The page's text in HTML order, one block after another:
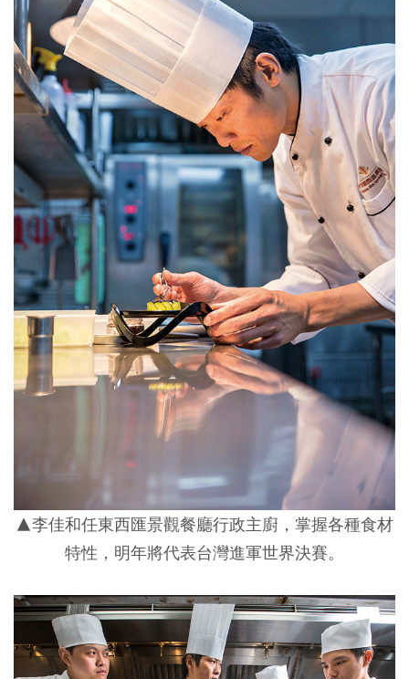
▲李佳和任東西匯景觀餐廳行政主廚，掌握各種食材
特性，明年將代表台灣進軍世界決賽。